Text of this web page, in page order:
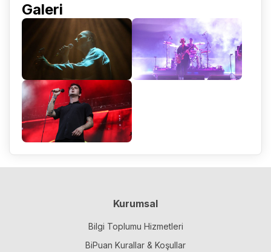
Galeri
Kurumsal
Bilgi Toplumu Hizmetleri
BiPuan Kurallar & Koşullar